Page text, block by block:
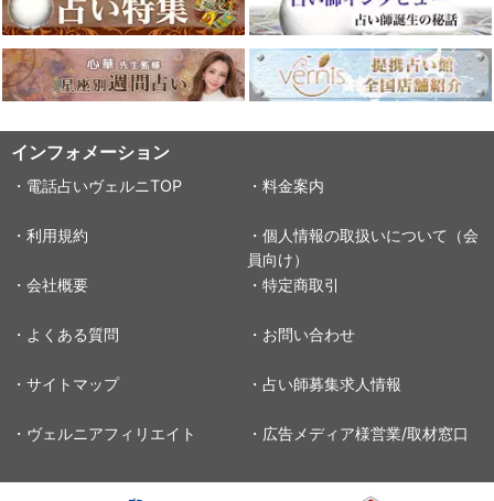
インフォメーション
・電話占いヴェルニTOP ・料金案内
・利用規約
・個人情報の取扱いについて（会
員向け）
・会社概要
・特定商取引
・よくある質問 ・お問い合わせ
・サイトマップ ・占い師募集求人情報
・ヴェルニアフィリエイト ・広告メディア様営業/取材窓口